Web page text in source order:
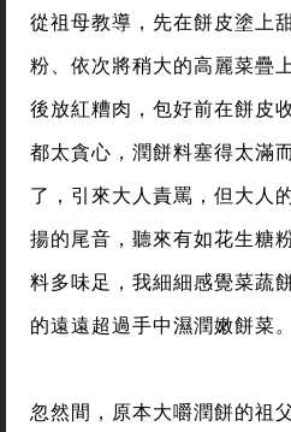
從祖母教導，先在餅皮塗上
粉、依次將稍大的高麗菜疊
後放紅糟肉，包好前在餅皮
都太貪心，潤餅料塞得太滿
了，引來大人責罵，但大人
揚的尾音，聽來有如花生糖
料多味足，我細細感覺菜蔬
的遠遠超過手中濕潤嫩餅菜。
忽然間，原本大嚼潤餅的祖